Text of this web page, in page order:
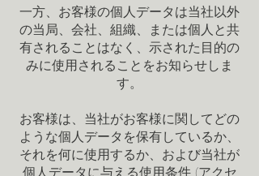
一方、お客様の個人データは当社以外
の当局、会社、組織、または個人と共
有されることはなく、示された目的の
みに使用されることをお知らせしま
す。
お客様は、当社がお客様に関してどの
ような個人データを保有しているか、
それを何に使用するか、および当社が
個人データに与える使用条件 (アクセ